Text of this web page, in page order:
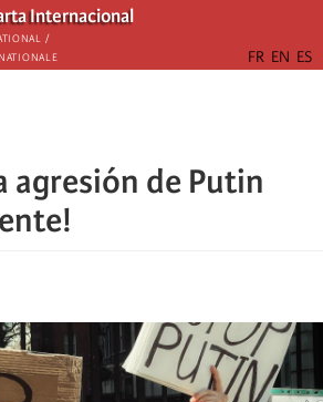
Internacional
/
agresión de Putin